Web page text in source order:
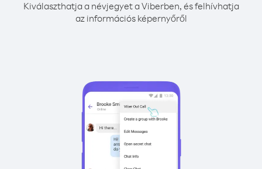
Kiválaszthatja a névjegyet a Viberben, és felhívhatja
az információs képernyőről